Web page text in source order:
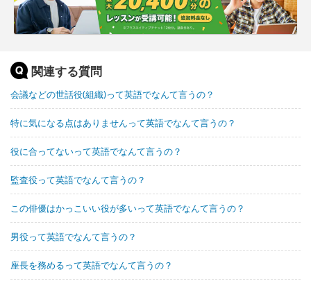
関連する質問
会議などの世話役(組織)って英語でなんて言うの？
特に気になる点はありませんって英語でなんて言うの？
役に合ってないって英語でなんて言うの？
監査役って英語でなんて言うの？
この俳優はかっこいい役が多いって英語でなんて言うの？
男役って英語でなんて言うの？
座長を務めるって英語でなんて言うの？